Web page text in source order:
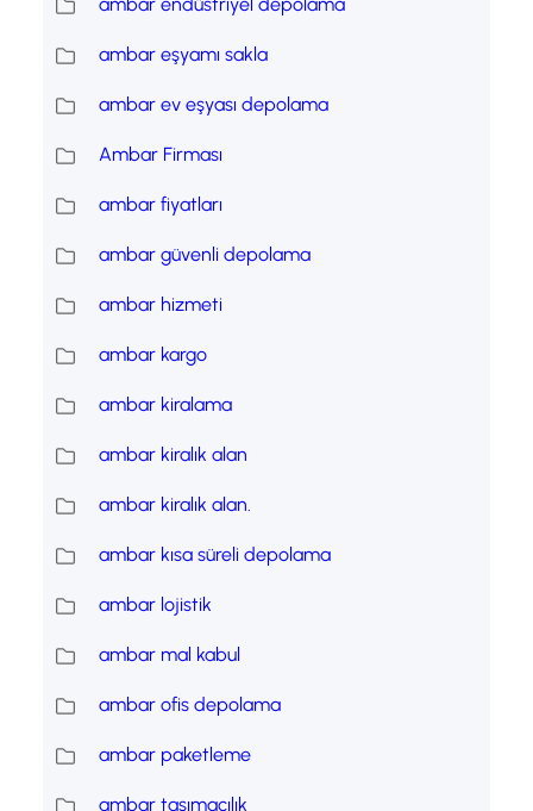
ambar eşyamı sakla
ambar ev eşyası depolama
Ambar Firması
ambar fiyatları
ambar güvenli depolama
ambar hizmeti
ambar kargo
ambar kiralama
ambar kiralık alan
ambar kiralık alan.
ambar kısa süreli depolama
ambar lojistik
ambar mal kabul
ambar ofis depolama
ambar paketleme
ambar taşımacılık